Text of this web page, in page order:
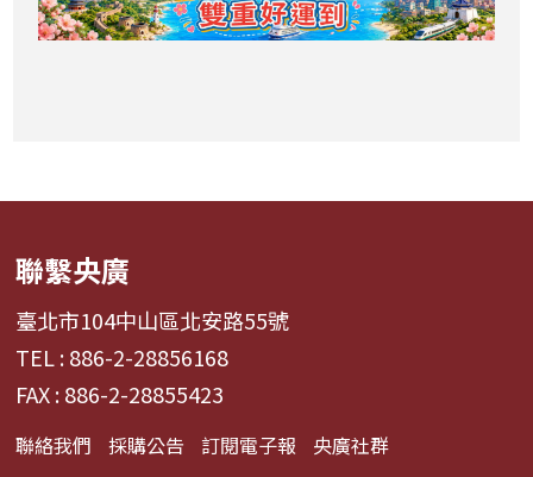
聯繫央廣
臺北市104中山區北安路55號
TEL : 886-2-28856168
FAX : 886-2-28855423
聯絡我們 採購公告 訂閱電子報 央廣社群